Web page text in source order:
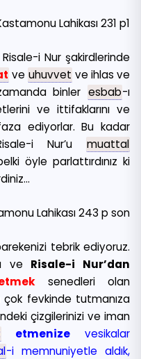
Lahikası 231 p1
i Nur şakirdlerinde
ve uhuvvet ve ihlas ve
binler esbab-ı
ve ittifaklarını ve
ediyorlar. Bu kadar
i Nur’u muattal
öyle parlattırdınız ki
Lahikası 243 p son
tebrik ediyoruz.
ve Risale-i Nur’dan
senedleri olan
çok fevkinde tutmanıza
çizgilerinizi ve iman
etmenizevesikalar
-i memnuniyetle aldık,